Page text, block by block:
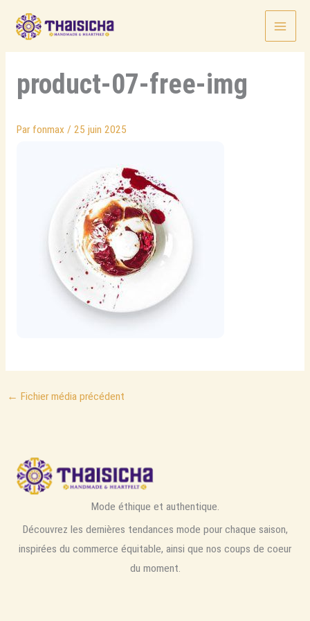
product-07-free-img
Par fonmax / 25 juin 2025
← Fichier média précédent
Mode éthique et authentique.
Découvrez les dernières tendances mode pour chaque saison,
inspirées du commerce équitable, ainsi que nos coups de coeur
du moment.